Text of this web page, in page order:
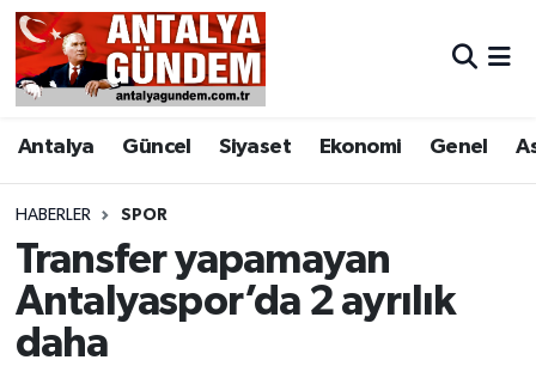
Antalya Güncel Siyaset Ekonomi Genel
HABERLER SPOR
Transfer yapamayan
Antalyaspor’da 2 ayrılık
daha
Antalya
Asayiş
Bilim & Teknoloji
Bölge
EĞİTİM
Antalya Nöbetçi Eczaneler
Antalya Hava Durumu
Antalya Namaz Vakitleri
Antalya Trafik Yoğunluk Haritası
Süper Lig Puan Durumu ve Fikstür